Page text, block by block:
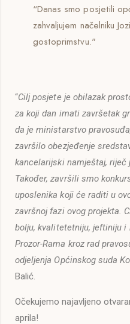
“Danas smo posjetili
zahvaljujem načelniku
gostoprimstvu."
“Cilj posjete je obilazak
za koji dan imati završetak
da je ministarstvo
završilo obezjeđenje
kancelarijski namještaj, riječ
Također, završili smo
uposlenika koji će raditi u
završnoj fazi ovog projekta.
bolju, kvalitetetniju, jeftiniju
Prozor-Rama kroz rad
odjeljenja Općinskog suda
Balić.
Očekujemo najavljeno
aprila!